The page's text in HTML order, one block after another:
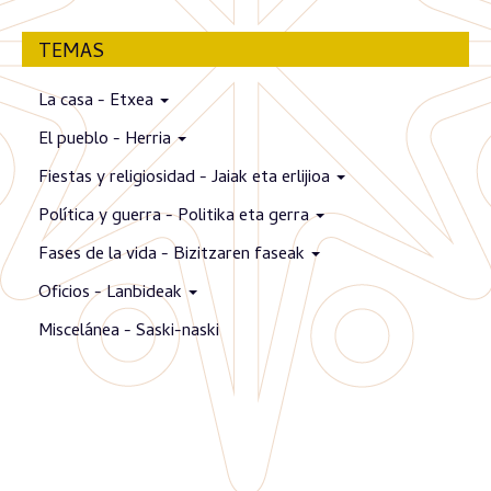
TEMAS
La casa - Etxea
El pueblo - Herria
Fiestas y religiosidad - Jaiak eta erlijioa
Política y guerra - Politika eta gerra
Fases de la vida - Bizitzaren faseak
Oficios - Lanbideak
Miscelánea - Saski-naski